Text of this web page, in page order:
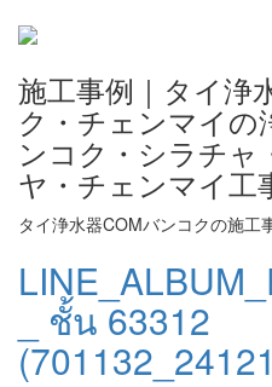
施工事例｜タイ浄
ク・チェンマイの
ンコク・シラチャ
ヤ・チェンマイ工
タイ浄水器COMバンコクの施工
_ ชั้น 63312